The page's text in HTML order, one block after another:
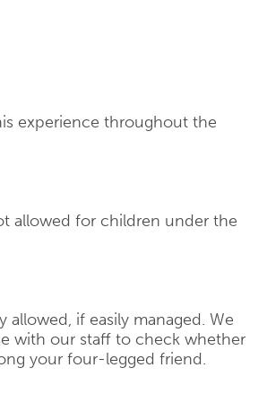
experience throughout the
allowed for children under the
allowed, if easily managed. We
with our staff to check whether
your four-legged friend.